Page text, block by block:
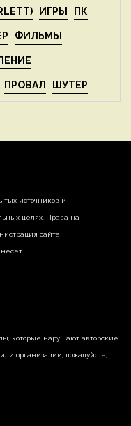
ИГРЫ ПК
ФИЛЬМЫ
ПРОВАЛ ШУТЕР
источников и
целях. Права на
сайта
которые нарушают авторские
организации, пожалуйста,